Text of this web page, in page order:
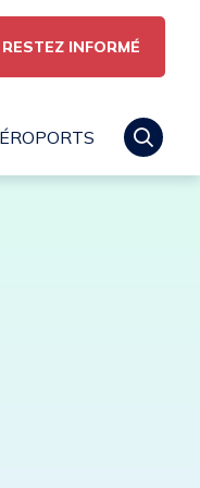
RESTEZ INFORMÉ